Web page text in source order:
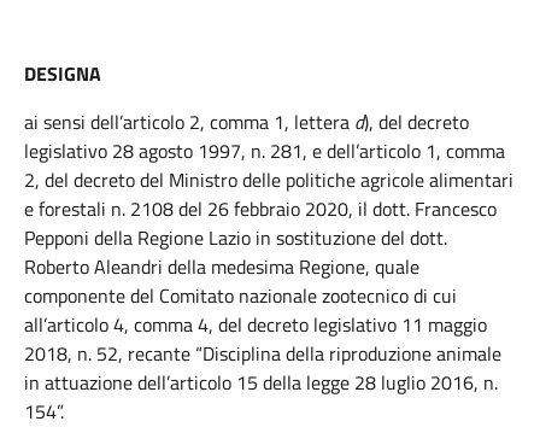
DESIGNA
ai sensi dell’articolo 2, comma 1, lettera d), del decreto
legislativo 28 agosto 1997, n. 281, e dell’articolo 1, comma
2, del decreto del Ministro delle politiche agricole alimentari
e forestali n. 2108 del 26 febbraio 2020, il dott. Francesco
Pepponi della Regione Lazio in sostituzione del dott.
Roberto Aleandri della medesima Regione, quale
componente del Comitato nazionale zootecnico di cui
all’articolo 4, comma 4, del decreto legislativo 11 maggio
2018, n. 52, recante “Disciplina della riproduzione animale
in attuazione dell’articolo 15 della legge 28 luglio 2016, n.
154”.